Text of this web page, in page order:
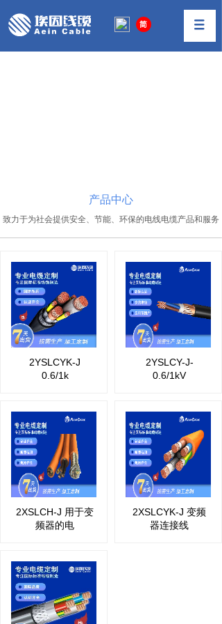
产品中心
致力于为社会提供安全、节能、环保的电线电缆产品和服务
2YSLCYK-J
0.6/1k
2YSLCY-J-
0.6/1kV
2XSLCH-J 用于变
频器的电
2XSLCYK-J 变频
器连接线